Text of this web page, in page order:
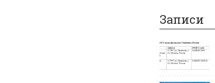
Записи